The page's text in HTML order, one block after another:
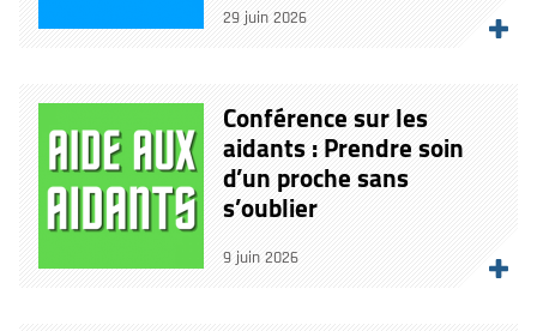
29 juin 2026
Conférence sur les
aidants : Prendre soin
d’un proche sans
s’oublier
9 juin 2026